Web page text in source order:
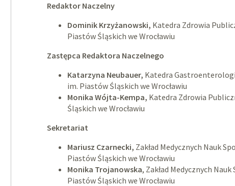
Redaktor Naczelny
Dominik Krzyżanowski, Katedra Zdrowia
Piastów Śląskich we Wrocławiu
Zastępca Redaktora Naczelnego
Katarzyna Neubauer, Katedra
im. Piastów Śląskich we Wrocławiu
Monika Wójta-Kempa, Katedra Zdrowia
Śląskich we Wrocławiu
Sekretariat
Mariusz Czarnecki, Zakład Medycznych Nauk
Piastów Śląskich we Wrocławiu
Monika Trojanowska, Zakład Medycznych
Piastów Śląskich we Wrocławiu